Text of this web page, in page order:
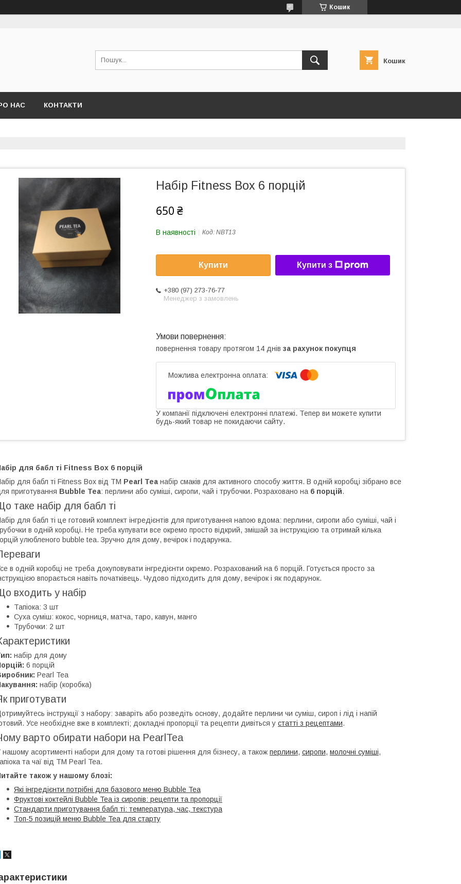
Кошик
Кошик
НАС КОНТАКТИ
Набір Fitness Box 6 порцій
650 ₴
В наявності Код: NBT13
Купити Купити з
+380 (97) 273-76-77
Менеджер з замовлень
повернення товару протягом 14 днів за рахунок покупця
У компанії підключені електронні платежі. Тепер ви можете купити
будь-який товар не покидаючи сайту.
для бабл ті Fitness Box 6 порцій
для бабл ті Fitness Box від ТМ Pearl Tea набір смаків для активного способу життя. В одній коробці зібрано все
приготування Bubble Tea: перлини або суміші, сиропи, чай і трубочки. Розраховано на 6 порцій.
таке набір для бабл ті
для бабл ті це готовий комплект інгредієнтів для приготування напою вдома: перлини, сиропи або суміші, чай і
в одній коробці. Не треба купувати все окремо просто відкрий, змішай за інструкцією та отримай кілька
улюбленого bubble tea. Зручно для дому, вечірок і подарунка.
в одній коробці не треба докуповувати інгредієнти окремо. Розрахований на 6 порцій. Готується просто за
впорається навіть початківець. Чудово підходить для дому, вечірок і як подарунок.
входить у набір
Тапіока: 3 шт
Суха суміш: кокос, чорниця, матча, таро, кавун, манго
Трубочки: 2 шт
набір для дому
6 порцій
Pearl Tea
набір (коробка)
приготувати
інструкції з набору: заваріть або розведіть основу, додайте перлини чи суміш, сироп і лід і напій
Усе необхідне вже в комплекті; докладні пропорції та рецепти дивіться у статті з рецептами.
варто обирати набори на PearlTea
нашому асортименті набори для дому та готові рішення для бізнесу, а також перлини, сиропи, молочні суміші,
та чаї від ТМ Pearl Tea.
також у нашому блозі:
Які інгредієнти потрібні для базового меню Bubble Tea
Фруктові коктейлі Bubble Tea із сиропів: рецепти та пропорції
Стандарти приготування бабл ті: температура, час, текстура
Топ-5 позицій меню Bubble Tea для старту